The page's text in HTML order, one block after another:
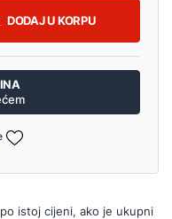
DODAJ U KORPU
istoj cijeni, ako je ukupni